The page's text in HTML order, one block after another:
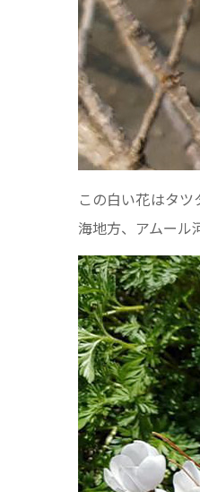
この白い花はタ
海地方、アムール